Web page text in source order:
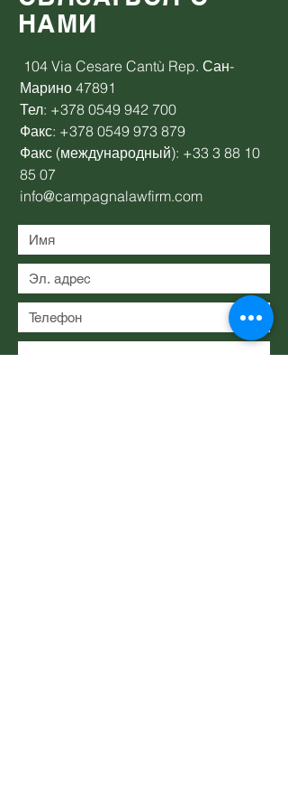
НАМИ
104 Via Cesare Cantù Rep. Сан-
Марино 47891
Тел: +378 0549 942 700
Факс: +378 0549 973 879
Факс (международный): +33 3 88 10
85 07
info@campagnalawfirm.com